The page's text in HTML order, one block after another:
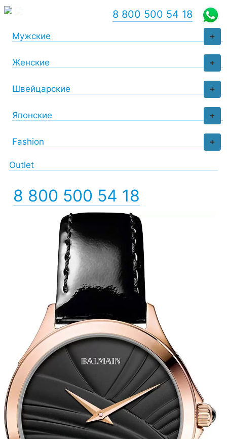
+
Мужские
+
Женские
+
Швейцарские
+
Японские
+
Fashion
Outlet
8 800 500 54 18
8 800 500 54 18